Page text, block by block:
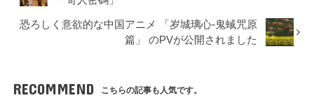
恐ろしく意欲的な中国アニメ 「岁城璃心-鬼蜮咒原
篇」 のPVが公開されました
RECOMMEND こちらの記事も人気です。